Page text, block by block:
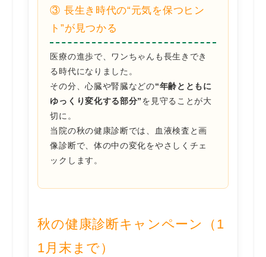
③ 長生き時代の“元気を保つヒン
ト”が見つかる
医療の進歩で、ワンちゃんも長生きでき
る時代になりました。
その分、心臓や腎臓などの“年齢とともに
ゆっくり変化する部分”を見守ることが大
切に。
当院の秋の健康診断では、血液検査と画
像診断で、体の中の変化をやさしくチェ
ックします。
秋の健康診断キャンペーン（1
1月末まで）